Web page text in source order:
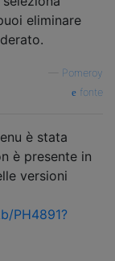
eliminare
Pomeroy
fonte
è stata
è presente in
versioni
PH4891?